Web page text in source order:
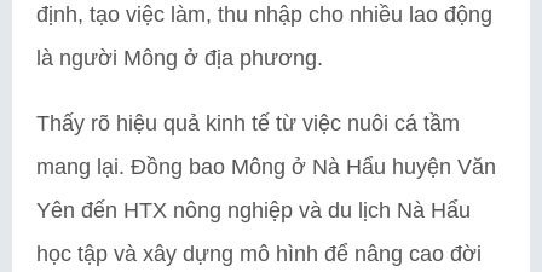
định, tạo việc làm, thu nhập cho nhiều lao động
là người Mông ở địa phương.
Thấy rõ hiệu quả kinh tế từ việc nuôi cá tầm
mang lại. Đồng bao Mông ở Nà Hẩu huyện Văn
Yên đến HTX nông nghiệp và du lịch Nà Hẩu
học tập và xây dựng mô hình để nâng cao đời